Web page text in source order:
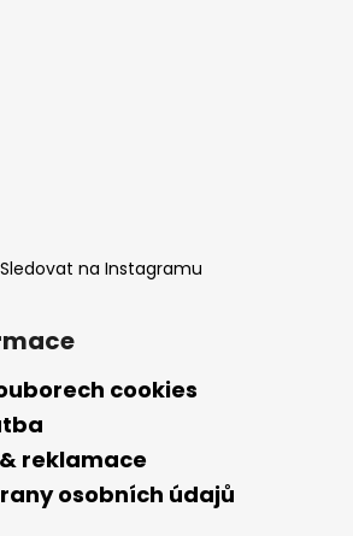
Sledovat na Instagramu
cookies
reklamace
osobních údajů